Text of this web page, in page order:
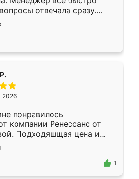
отвечала сразу.
в субботу, подошёл к
Собрали
работали аккуратно, даже
2026
понравилось
компании Ренессанс от
Подходяшщая цена и
изготовления. Приехавший
Владислав
эскизу самый
1